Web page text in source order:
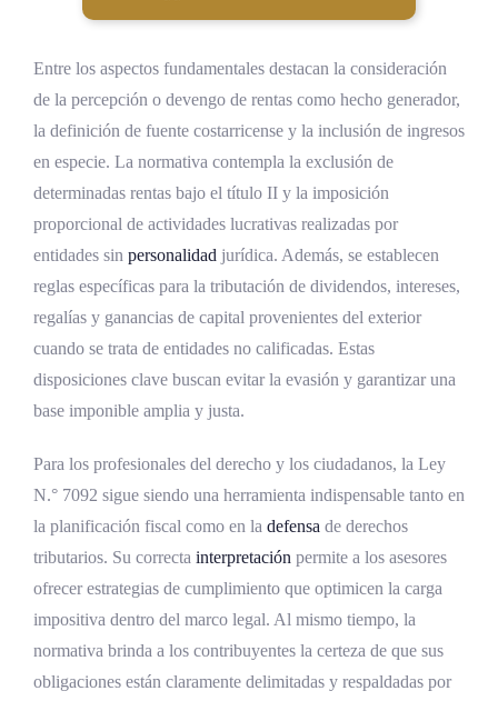
Entre los aspectos fundamentales destacan la consideración
de la percepción o devengo de rentas como hecho generador,
la definición de fuente costarricense y la inclusión de ingresos
en especie. La normativa contempla la exclusión de
determinadas rentas bajo el título II y la imposición
proporcional de actividades lucrativas realizadas por
entidades sin personalidad jurídica. Además, se establecen
reglas específicas para la tributación de dividendos, intereses,
regalías y ganancias de capital provenientes del exterior
cuando se trata de entidades no calificadas. Estas
disposiciones clave buscan evitar la evasión y garantizar una
base imponible amplia y justa.
Para los profesionales del derecho y los ciudadanos, la Ley
N.° 7092 sigue siendo una herramienta indispensable tanto en
la planificación fiscal como en la defensa de derechos
tributarios. Su correcta interpretación permite a los asesores
ofrecer estrategias de cumplimiento que optimicen la carga
impositiva dentro del marco legal. Al mismo tiempo, la
normativa brinda a los contribuyentes la certeza de que sus
obligaciones están claramente delimitadas y respaldadas por